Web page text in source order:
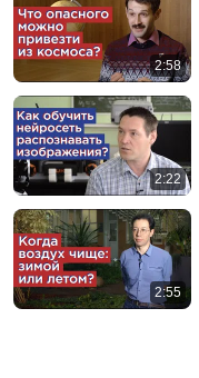
2:58
2:22
2:55